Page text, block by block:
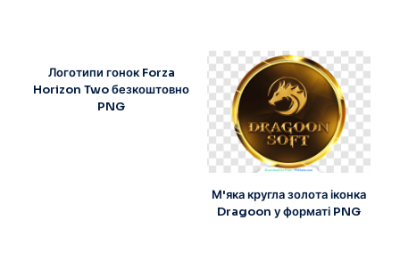
Логотипи гонок Forza
Horizon Two безкоштовно
PNG
М'яка кругла золота іконка
Dragoon у форматі PNG